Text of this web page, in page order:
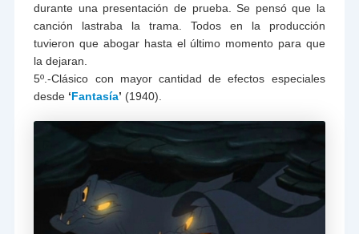
durante una presentación de prueba. Se pensó que la
canción lastraba la trama. Todos en la producción
tuvieron que abogar hasta el último momento para que
la dejaran.
5º.-Clásico con mayor cantidad de efectos especiales
desde ‘Fantasía’ (1940).